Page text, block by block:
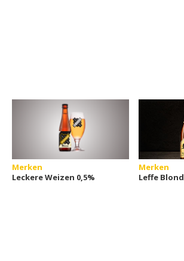
Merken
Leckere Weizen 0,5%
Merken
Leffe Blond